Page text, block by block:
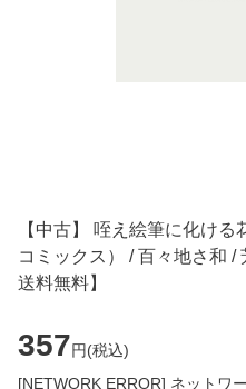
【中古】 咥え絵筆に化け
コミックス） / 百々地さ和 /
送料無料】
357円(税込)
[NETWORK ERROR] ネットワ